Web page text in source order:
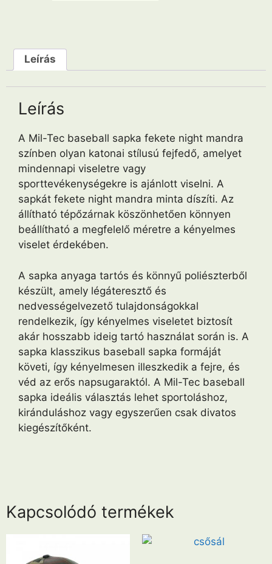
Leírás
Leírás
A Mil-Tec baseball sapka fekete night mandra
színben olyan katonai stílusú fejfedő, amelyet
mindennapi viseletre vagy
sporttevékenységekre is ajánlott viselni. A
sapkát fekete night mandra minta díszíti. Az
állítható tépőzárnak köszönhetően könnyen
beállítható a megfelelő méretre a kényelmes
viselet érdekében.
A sapka anyaga tartós és könnyű poliészterből
készült, amely légáteresztő és
nedvességelvezető tulajdonságokkal
rendelkezik, így kényelmes viseletet biztosít
akár hosszabb ideig tartó használat során is. A
sapka klasszikus baseball sapka formáját
követi, így kényelmesen illeszkedik a fejre, és
véd az erős napsugaraktól. A Mil-Tec baseball
sapka ideális választás lehet sportoláshoz,
kiránduláshoz vagy egyszerűen csak divatos
kiegészítőként.
Kapcsolódó termékek